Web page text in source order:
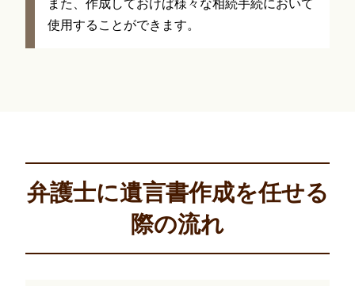
また、作成しておけば様々な相続手続において
使用することができます。
弁護士に遺言書作成を任せる
際の流れ